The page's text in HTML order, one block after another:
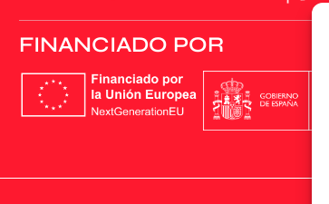
FINANCIADO POR